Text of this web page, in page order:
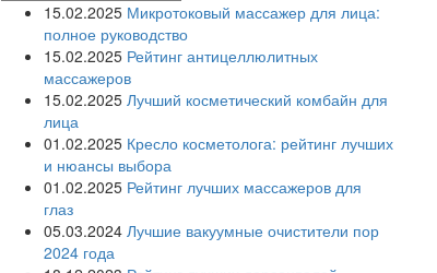
15.02.2025 Микротоковый массажер для лица:
полное руководство
15.02.2025 Рейтинг антицеллюлитных
массажеров
15.02.2025 Лучший косметический комбайн для
лица
01.02.2025 Кресло косметолога: рейтинг лучших
и нюансы выбора
01.02.2025 Рейтинг лучших массажеров для
глаз
05.03.2024 Лучшие вакуумные очистители пор
2024 года